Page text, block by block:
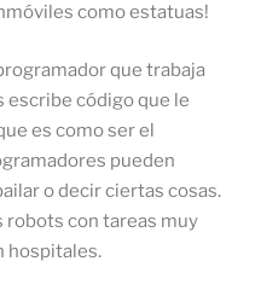
como estatuas!
que trabaja
escribe código que le
es como ser el
pueden
o decir ciertas cosas.
robots con tareas muy
hospitales.